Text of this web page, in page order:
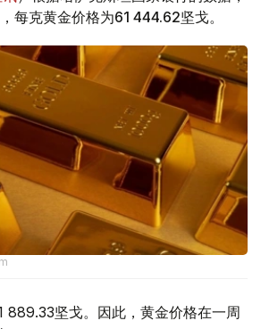
每克黄金价格为61 444.62坚戈。
889.33坚戈。因此，黄金价格在一周